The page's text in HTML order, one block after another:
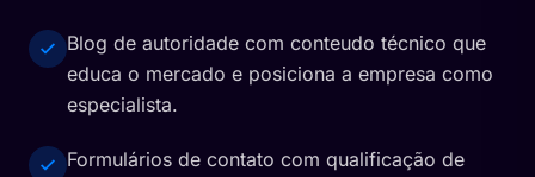
Blog de autoridade com conteudo técnico que
educa o mercado e posiciona a empresa como
especialista.
Formulários de contato com qualificação de